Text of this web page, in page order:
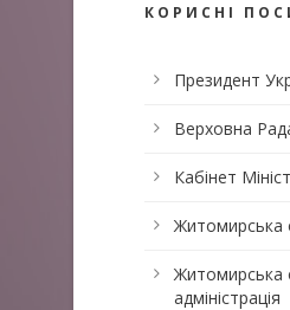
КОРИСНІ
Президент
Верховна
Кабінет
Житомирська
Житомирська
адміністрація